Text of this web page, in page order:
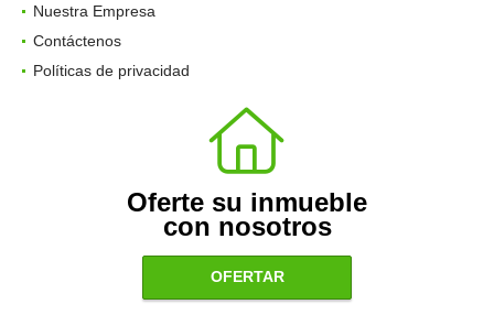
Nuestra Empresa
Contáctenos
Políticas de privacidad
Oferte su inmueble
con nosotros
OFERTAR